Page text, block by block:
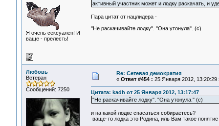
Я очень сексуален! И
ваще - прелесть!
активный участник может и лодку раскачать, и
Пара цитат от нацлидера -
"Не раскачивайте лодку". "Она утонула". (с)
Любовь
Ветеран
Сообщений: 7250
Re: Сетевая демократия
« Ответ #454 : 25 Января 2012, 13:20:29
Цитата: kadh от 25 Января 2012, 13:17:47
"Не раскачивайте лодку". "Она утонула." (с)
и на какой лодке спасаться собираетесь?
ваще-то лодка это Родина, иль Вам такое